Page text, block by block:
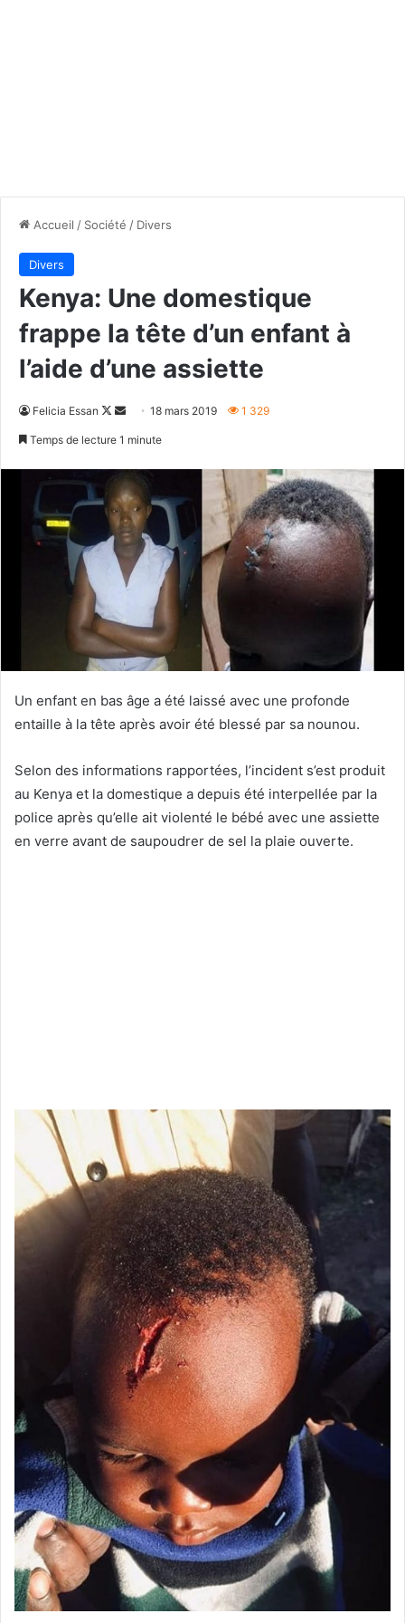
Accueil / Société / Divers
Divers
Kenya: Une domestique
frappe la tête d’un enfant à
l’aide d’une assiette
Felicia Essan
Follow
Envoyer18 mars 2019 1 329
Temps de lecture 1 minute
Un enfant en bas âge a été laissé avec une profonde
entaille à la tête après avoir été blessé par sa nounou.
Selon des informations rapportées, l’incident s’est produit
au Kenya et la domestique a depuis été interpellée par la
police après qu’elle ait violenté le bébé avec une assiette
en verre avant de saupoudrer de sel la plaie ouverte.